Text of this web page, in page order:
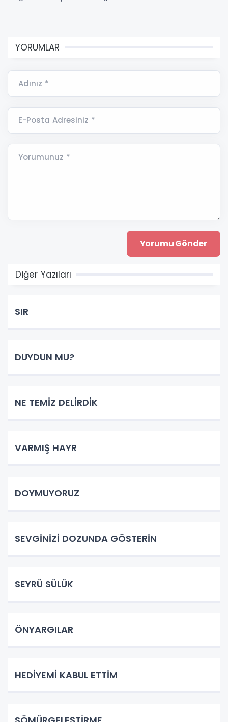
YORUMLAR
Adınız *
E-Posta Adresiniz *
Yorumunuz *
Diğer Yazıları
SIR
DUYDUN MU?
NE TEMİZ DELİRDİK
VARMIŞ HAYR
DOYMUYORUZ
SEVGİNİZİ DOZUNDA GÖSTERİN
SEYRÜ SÜLÜK
ÖNYARGILAR
HEDİYEMİ KABUL ETTİM